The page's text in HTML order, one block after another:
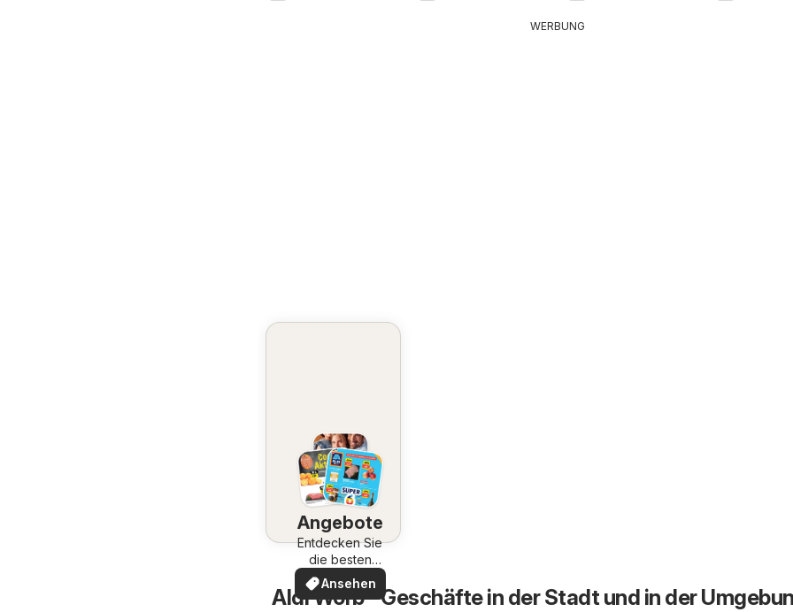
WERBUNG
Angebote
Entdecken Sie
die besten
Angebote
Ansehen
Aldi Worb - Geschäfte in der Stadt und in der